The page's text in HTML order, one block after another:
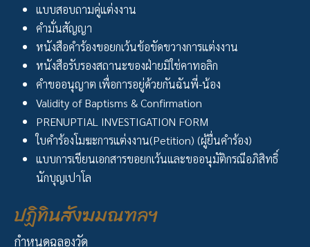
แบบสอบถามคู่แต่งงาน
คำมั่นสัญญา
หนังสือคำร้องขอยกเว้นข้อขัดขวางการแต่งงาน
หนังสือรับรองสถานะของฝ่ายมิใช่คาทอลิก
คำขออนุญาต เพื่อการอยู่ด้วยกันฉันพี่-น้อง
Validity of Baptisms & Confirmation
PRENUPTIAL INVESTIGATION FORM
ใบคำร้องโมฆะการแต่งงาน(Petition) (ผู้ยื่นคำร้อง)
แบบการเขียนเอกสารขอยกเว้นและขออนุมัติกรณีอภิสิทธิ์
นักบุญเปาโล
ปฏิทินสังฆมณฑลฯ
กำหนดฉลองวัด